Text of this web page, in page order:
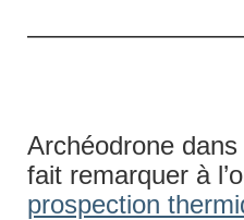
Archéodrone
fait remarquer à
prospection